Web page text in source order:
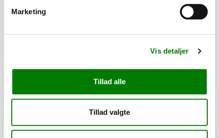
Marketing
Vis detaljer
Tillad alle
Tillad valgte
S-krog galv.
8,00kr.